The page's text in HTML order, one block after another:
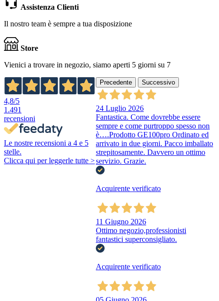
Assistenza Clienti
Il nostro team è sempre a tua disposizione
Store
Vienici a trovare in negozio, siamo aperti 5 giorni su 7
4,8/5
1.491
recensioni
Le nostre recensioni a 4 e 5
stelle.
Clicca qui per leggerle tutte >
Precedente Successivo
24 Luglio 2026
Fantastica. Come dovrebbe essere
sempre e come purtroppo spesso non
è….Prodotto GE100pro Ordinato ed
arrivato in due giorni. Pacco imballato
strepitosamente. Davvero un ottimo
servizio. Grazie.
Acquirente verificato
11 Giugno 2026
Ottimo negozio,professionisti
fantastici superconsigliato.
Acquirente verificato